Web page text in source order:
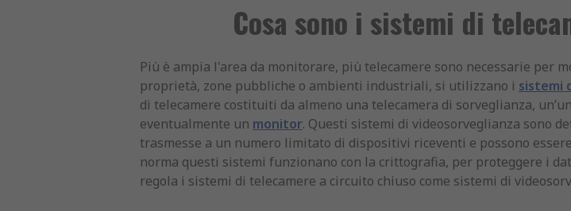
Cosa sono i sistemi di
Più è ampia l'area da monitorare, più telecamere sono necessarie per
proprietà, zone pubbliche o ambienti industriali, si utilizzano i sistemi
di telecamere costituiti da almeno una telecamera di sorveglianza,
eventualmente un monitor. Questi sistemi di videosorveglianza sono
trasmesse a un numero limitato di dispositivi riceventi e possono
norma questi sistemi funzionano con la crittografia, per proteggere i
regola i sistemi di telecamere a circuito chiuso come sistemi di